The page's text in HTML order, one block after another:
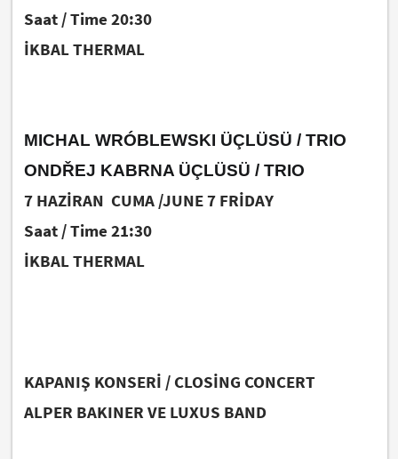
Saat / Time 20:30
İKBAL THERMAL
MICHAL WRÓBLEWSKI ÜÇLÜSÜ / TRIO
ONDŘEJ KABRNA ÜÇLÜSÜ / TRIO
7 HAZİRAN CUMA /JUNE 7 FRİDAY
Saat / Time 21:30
İKBAL THERMAL
KAPANIŞ KONSERİ / CLOSİNG CONCERT
ALPER BAKINER VE LUXUS BAND